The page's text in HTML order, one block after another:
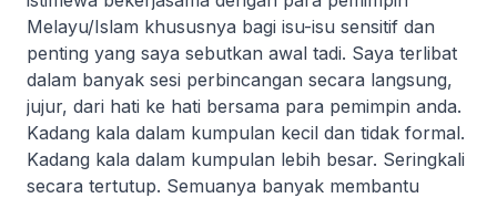
Melayu/Islam khususnya bagi isu-isu sensitif dan
penting yang saya sebutkan awal tadi. Saya terlibat
dalam banyak sesi perbincangan secara langsung,
jujur, dari hati ke hati bersama para pemimpin anda.
Kadang kala dalam kumpulan kecil dan tidak formal.
Kadang kala dalam kumpulan lebih besar. Seringkali
secara tertutup. Semuanya banyak membantu